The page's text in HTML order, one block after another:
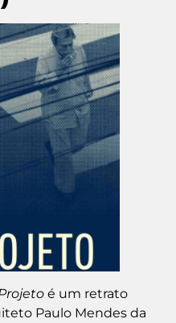
é um retrato
Paulo Mendes da